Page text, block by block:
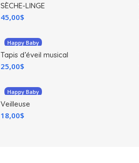
SÈCHE-LINGE
45,00$
Happy Baby
Tapis d’éveil musical
25,00$
Happy Baby
Veilleuse
18,00$